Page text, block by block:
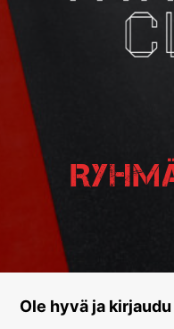
Ole hyvä ja